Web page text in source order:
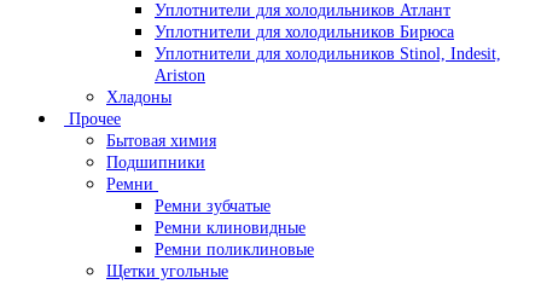
Уплотнители для холодильников Атлант
Уплотнители для холодильников Бирюса
Уплотнители для холодильников Stinol, Indesit,
Ariston
Хладоны
Прочее
Бытовая химия
Подшипники
Ремни
Ремни зубчатые
Ремни клиновидные
Ремни поликлиновые
Щетки угольные